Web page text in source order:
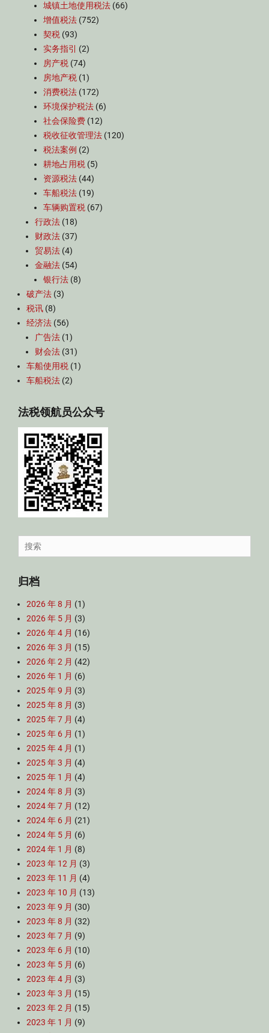
城镇土地使用税法 (66)
增值税法 (752)
契税 (93)
实务指引
(2)
房产税 (74)
房地产税 (1)
消费税法 (172)
环境保护税法 (6)
社会保险费 (12)
税收征收管理法 (120)
税法案例 (2)
耕地占用税 (5)
资源税法 (44)
车船税法 (19)
车辆购置税 (67)
行政法 (18)
财政法 (37)
贸易法 (4)
金融法 (54)
银行法 (8)
破产法 (3)
税讯 (8)
经济法 (56)
广告法 (1)
财会法 (31)
车船使用税 (1)
车船税法 (2)
法税领航员公众号
Search
for:
归档
2026 年 8 月 (1)
2026 年 5 月 (3)
2026 年 4 月 (16)
2026 年 3 月 (15)
2026 年 2 月 (42)
2026 年 1 月 (6)
2025 年 9 月 (3)
2025 年 8 月 (3)
2025 年 7 月 (4)
2025 年 6 月 (1)
2025 年 4 月 (1)
2025 年 3 月 (4)
2025 年 1 月 (4)
2024 年 8 月 (3)
2024 年 7 月 (12)
2024 年 6 月 (21)
2024 年 5 月 (6)
2024 年 1 月 (8)
2023 年 12 月 (3)
2023 年 11 月 (4)
2023 年 10 月 (13)
2023 年 9 月 (30)
2023 年 8 月 (32)
2023 年 7 月 (9)
2023 年 6 月 (10)
2023 年 5 月 (6)
2023 年 4 月 (3)
2023 年 3 月 (15)
2023 年 2 月 (15)
2023 年 1 月 (9)